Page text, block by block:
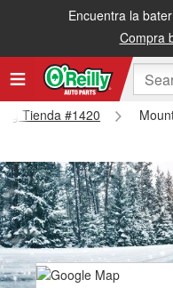
Encuentra la
Compra
Tienda #1420